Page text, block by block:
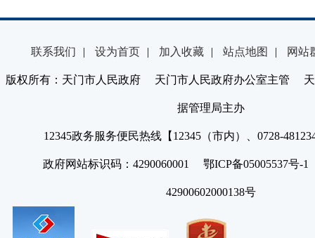
联系我们 | 设为首页 | 加入收藏 | 站点地图 | 网站
版权所有：天门市人民政府 天门市人民政府办公室主管 天
据管理局主办
12345政务服务便民热线【12345（市内）、0728-
政府网站标识码：4290060001 鄂ICP备05005537号
42900602000138号